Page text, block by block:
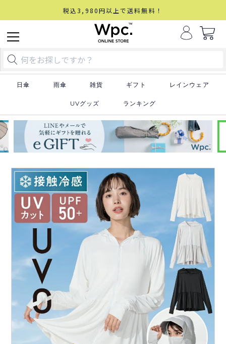
税込3,980円以上で送料無料！
日傘 雨傘 雑貨 ギフト レインウェア
UVグッズ ランキング